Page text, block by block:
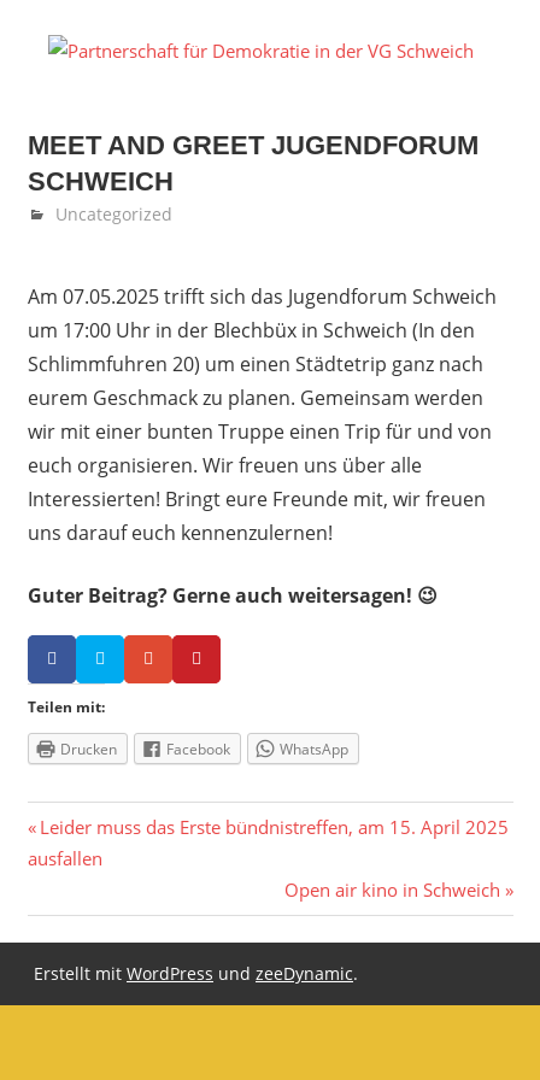
MEET AND GREET JUGENDFORUM
SCHWEICH
April 23, 2025
Denise Löwen
Uncategorized
Am 07.05.2025 trifft sich das Jugendforum Schweich
um 17:00 Uhr in der Blechbüx in Schweich (In den
Schlimmfuhren 20) um einen Städtetrip ganz nach
eurem Geschmack zu planen. Gemeinsam werden
wir mit einer bunten Truppe einen Trip für und von
euch organisieren. Wir freuen uns über alle
Interessierten! Bringt eure Freunde mit, wir freuen
uns darauf euch kennenzulernen!
Guter Beitrag? Gerne auch weitersagen! 😉
Teilen mit:
Drucken Facebook WhatsApp
Beitragsnavigation
Vorheriger
Beitrag:
Leider muss das Erste bündnistreffen, am 15. April 2025
ausfallen
Nächster
Beitrag:
Open air kino in Schweich
Erstellt mit WordPress und zeeDynamic.